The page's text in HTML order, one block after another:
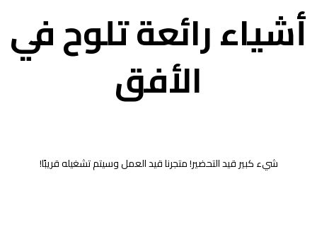
أشياء رائعة تلوح في
الأفق
شيء كبير قيد التحضير! متجرنا قيد العمل وسيتم تشغيله قريبًا!